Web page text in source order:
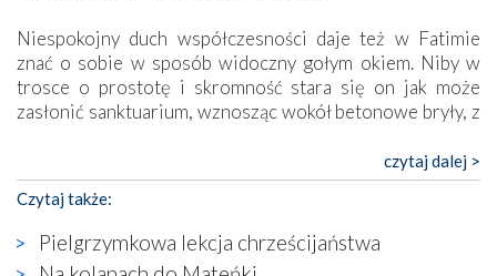
Niespokojny duch współczesności daje też w Fatimie
znać o sobie w sposób widoczny gołym okiem. Niby w
trosce o prostotę i skromność stara się on jak może
zasłonić sanktuarium, wznosząc wokół betonowe bryły, z
katolickiego kultu. Tylko co wspólnego z żywą,
autentyczną wiarą mogą mieć płaskie, szare bunkry albo
kaplice, w których Tabernakulum przypomina bardziej
skrzynkę na narzędzia? Albo co powiedzieć o ustawionym
tuż przy nowej bazylice wielkim krzyżu, na którym
czytaj dalej >
Czytaj także:
Pielgrzymkowa lekcja chrześcijaństwa